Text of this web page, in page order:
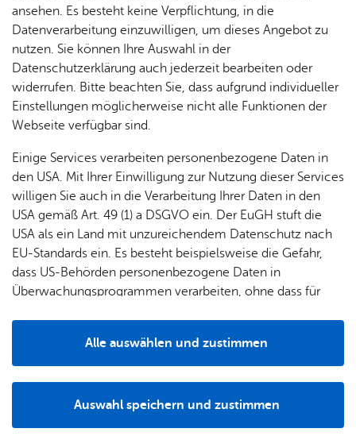
Erweiterte Suche
Fil­ter lö­schen
Mon­tag, 10. Au­gust 2026, 14:30 Uhr–15:30 Uhr, Ci­ne­p­lex
Se­nio­ren­ki­no – Mon­sieur Ro­bert kennt kein Par­
don
Kino,Se­nio­ren
Mitt­woch, 12. Au­gust 2026, 09:30 Uhr–11:30 Uhr , Sankt-An­dre­as-
Haus
Mit­ein­an­der. Für­ein­an­der.
Mitt­woch, 12. Au­gust 2026, 19:30 Uhr–21:30 Uhr, Hafen Fried­
richs­ha­fen
WEIN AHOI – Wein­aus­fahrt mit Wein­gut FG & Lä­
Ge­nuss,Musik & Bühne,Se­nio­ren,Sport & Frei­zeit,Füh­run­gen &
ansehen. Es besteht keine Verpflichtung, in die
Datenverarbeitung einzuwilligen, um dieses Angebot zu
nutzen. Sie können Ihre Auswahl in der
Datenschutzerklärung auch jederzeit bearbeiten oder
widerrufen. Bitte beachten Sie, dass aufgrund individueller
Einstellungen möglicherweise nicht alle Funktionen der
Webseite verfügbar sind.
Einige Services verarbeiten personenbezogene Daten in
den USA. Mit Ihrer Einwilligung zur Nutzung dieser Services
willigen Sie auch in die Verarbeitung Ihrer Daten in den
USA gemäß Art. 49 (1) a DSGVO ein. Der EuGH stuft die
USA als ein Land mit unzureichendem Datenschutz nach
EU-Standards ein. Es besteht beispielsweise die Gefahr,
dass US-Behörden personenbezogene Daten in
Überwachungsprogrammen verarbeiten, ohne dass für
Auswahl speichern und zustimmen
Alle auswählen und zustimmen